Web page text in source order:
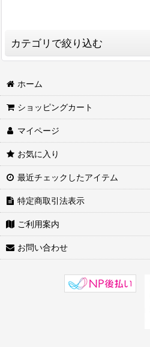
絞り込
カテゴリで絞り込む
衣類/服飾 (全商品)
シューズ
太極拳/カンフースーツ・チャンパオ
太極拳/カンフーパンツ
太極拳/カンフーシャツ ジャケット
Tシャツ
ブルース・リー
その他
ホーム
ショッピングカート
マイページ
お気に入り
最近チェックしたアイテム
特定商取引法表示
ご利用案内
お問い合わせ